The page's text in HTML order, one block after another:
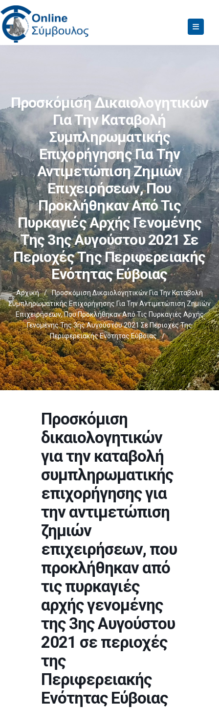
Προσκόμιση Δικαιολογητικών
Για Την Καταβολή
Συμπληρωματικής
Επιχορήγησης Για Την
Αντιμετώπιση Ζημιών
Επιχειρήσεων, Που
Προκλήθηκαν Από Τις
Πυρκαγιές Αρχής Γενομένης
Της 3ης Αυγούστου 2021 Σε
Περιοχές Της Περιφερειακής
Ενότητας Εύβοιας
Αρχική /
Προσκόμιση Δικαιολογητικών Για Την Καταβολή
Συμπληρωματικής Επιχορήγησης Για Την Αντιμετώπιση Ζημιών
Επιχειρήσεων, Που Προκλήθηκαν Από Τις Πυρκαγιές Αρχής
Γενομένης Της 3ης Αυγούστου 2021 Σε Περιοχές Της
Περιφερειακής Ενότητας Εύβοιας
/
Προσκόμιση
δικαιολογητικών
για την καταβολή
συμπληρωματικής
επιχορήγησης για
την αντιμετώπιση
ζημιών
επιχειρήσεων, που
προκλήθηκαν από
τις πυρκαγιές
αρχής γενομένης
της 3ης Αυγούστου
2021 σε περιοχές
της
Περιφερειακής
Ενότητας Εύβοιας